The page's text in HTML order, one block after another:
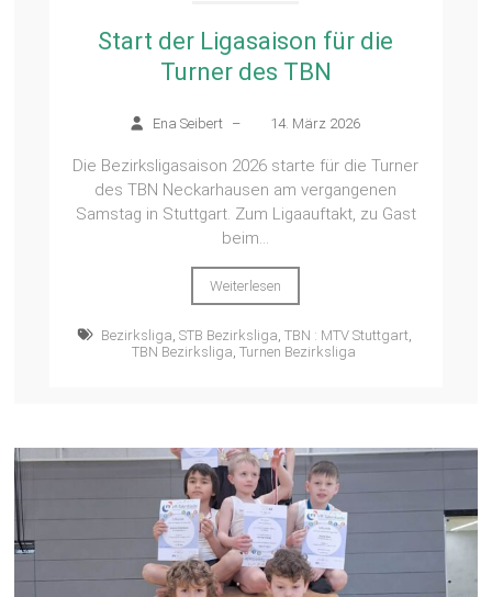
Start der Ligasaison für die
Turner des TBN
Ena Seibert – 14. März 2026
Die Bezirksligasaison 2026 starte für die Turner
des TBN Neckarhausen am vergangenen
Samstag in Stuttgart. Zum Ligaauftakt, zu Gast
beim...
Weiterlesen
Bezirksliga,STB Bezirksliga,TBN : MTV Stuttgart,
TBN Bezirksliga,Turnen Bezirksliga